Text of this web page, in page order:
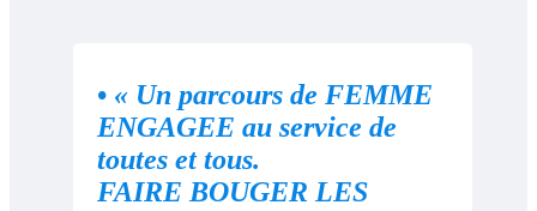
• « Un parcours de FEMME
ENGAGEE au service de
toutes et tous.
FAIRE BOUGER LES